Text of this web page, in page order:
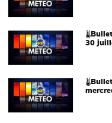
Main picture
30
Main picture